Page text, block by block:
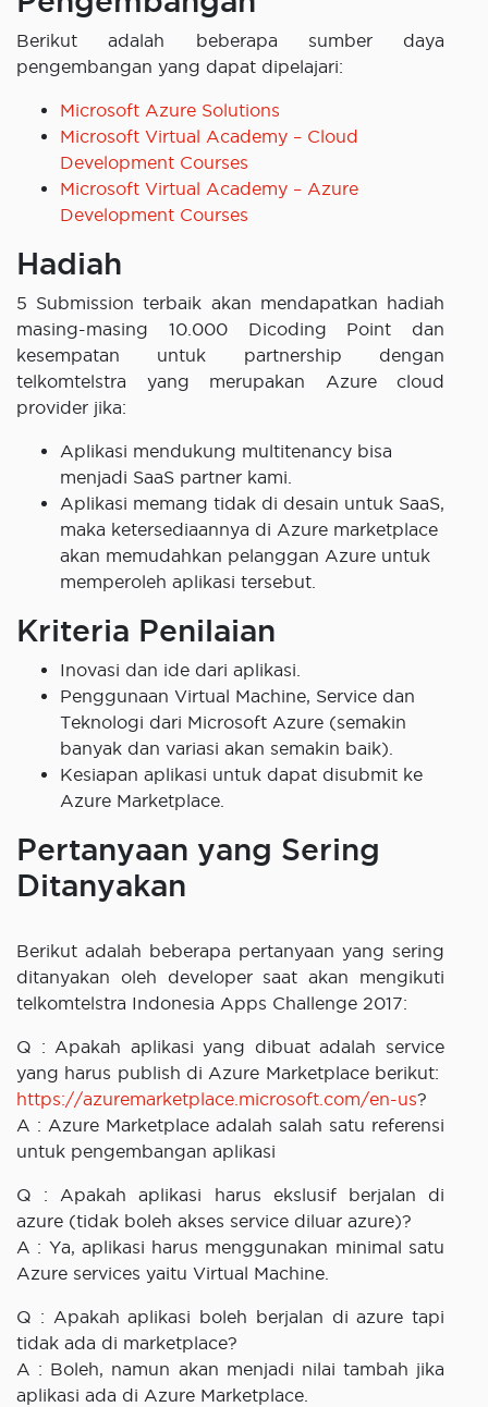
Berikut adalah beberapa sumber daya
pengembangan yang dapat dipelajari:
Microsoft Azure Solutions
Microsoft Virtual Academy – Cloud
Development Courses
Microsoft Virtual Academy – Azure
Development Courses
Hadiah
5 Submission terbaik akan mendapatkan hadiah
masing-masing 10.000 Dicoding Point dan
kesempatan untuk partnership dengan
telkomtelstra yang merupakan Azure cloud
provider jika:
Aplikasi mendukung multitenancy bisa
menjadi SaaS partner kami.
Aplikasi memang tidak di desain untuk SaaS,
maka ketersediaannya di Azure marketplace
akan memudahkan pelanggan Azure untuk
memperoleh aplikasi tersebut.
Kriteria Penilaian
Inovasi dan ide dari aplikasi.
Penggunaan Virtual Machine, Service dan
Teknologi dari Microsoft Azure (semakin
banyak dan variasi akan semakin baik).
Kesiapan aplikasi untuk dapat disubmit ke
Azure Marketplace.
Pertanyaan yang Sering
Ditanyakan
Berikut adalah beberapa pertanyaan yang sering
ditanyakan oleh developer saat akan mengikuti
telkomtelstra Indonesia Apps Challenge 2017:
Q : Apakah aplikasi yang dibuat adalah service
yang harus publish di Azure Marketplace berikut:
https://azuremarketplace.microsoft.com/en-us?
A : Azure Marketplace adalah salah satu referensi
untuk pengembangan aplikasi
Q : Apakah aplikasi harus ekslusif berjalan di
azure (tidak boleh akses service diluar azure)?
A : Ya, aplikasi harus menggunakan minimal satu
Azure services yaitu Virtual Machine.
Q : Apakah aplikasi boleh berjalan di azure tapi
tidak ada di marketplace?
A : Boleh, namun akan menjadi nilai tambah jika
aplikasi ada di Azure Marketplace.